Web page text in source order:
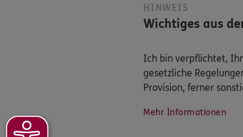
HINWEIS
Wichtiges aus
Ich bin verpflichtet,
gesetzliche
Provision, ferner
Mehr Informationen